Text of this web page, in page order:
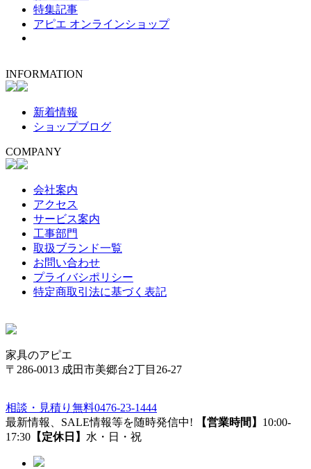
特集記事
アピエ オンラインショップ
INFORMATION
新着情報
ショップブログ
COMPANY
会社案内
アクセス
サービス案内
工事部門
取扱ブランド一覧
お問い合わせ
プライバシポリシー
特定商取引法に基づく表記
家具のアピエ
〒286-0013 成田市美郷台2丁目26-27
相談・見積り無料0476-23-1444
最新情報、SALE情報等を随時発信中!
【営業時間】 10:00-
17:30 【定休日】 水・日・祝